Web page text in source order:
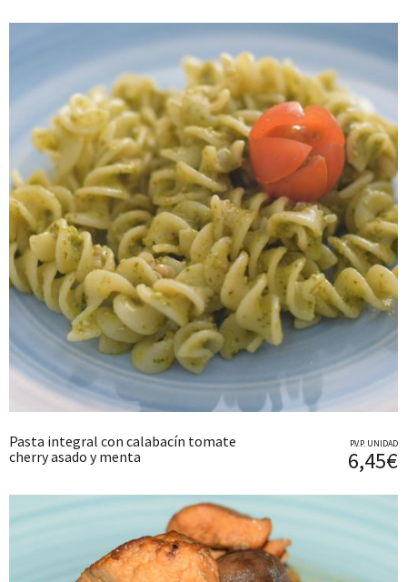
Pasta integral con calabacín tomate
cherry asado y menta
P.V.P. UNIDAD
6,45€